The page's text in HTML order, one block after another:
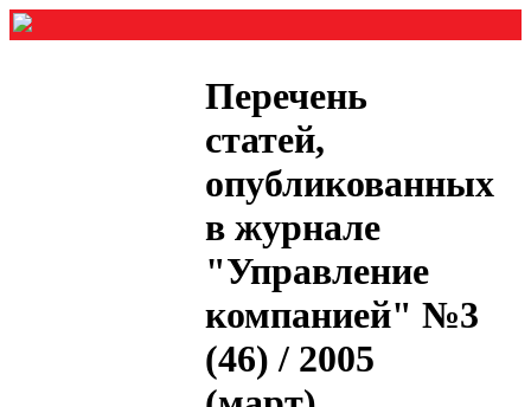
Перечень
статей,
опубликованных
в журнале
"Управление
компанией" №3
(46) / 2005